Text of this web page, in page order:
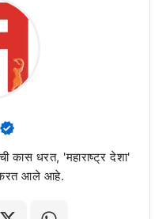
कास धरत, 'महाराष्ट्र देशा'
करत आले आहे.